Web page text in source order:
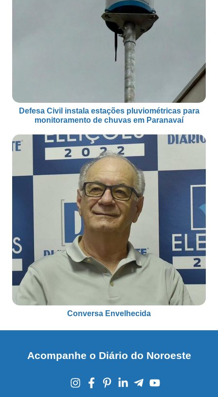
Defesa Civil instala estações pluviométricas para
monitoramento de chuvas em Paranavaí
Conversa Envelhecida
Acompanhe o Diário do Noroeste